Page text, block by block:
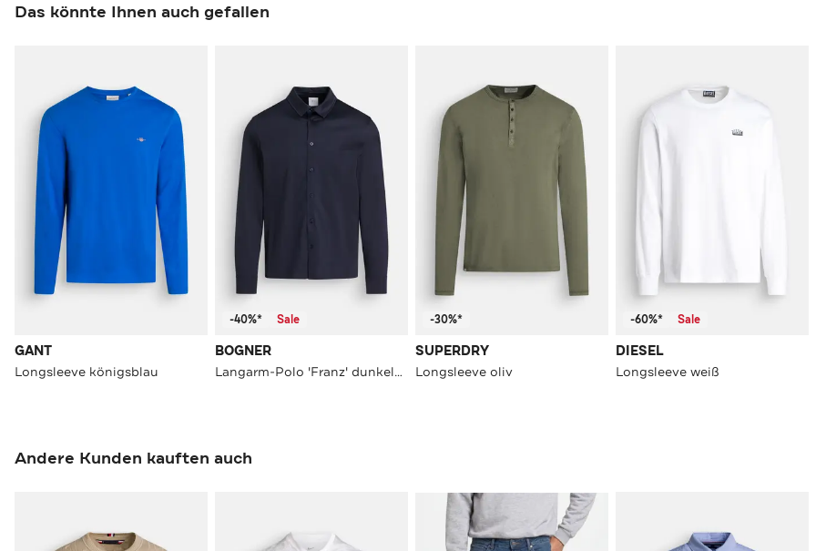
Das könnte Ihnen auch gefallen
GANT
Longsleeve königsblau
-40%* Sale
BOGNER
Langarm-Polo 'Franz' dunkelblau
-30%*
SUPERDRY
Longsleeve oliv
-60%* Sale
DIESEL
Longsleeve weiß
Andere Kunden kauften auch